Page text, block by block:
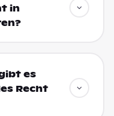
in
es
Recht